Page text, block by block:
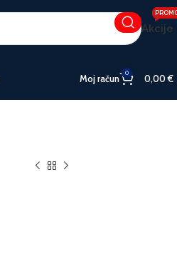
Akcije
Moj račun 0 0,00€